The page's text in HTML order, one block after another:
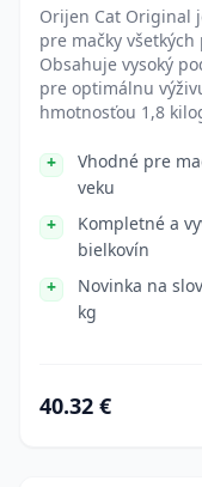
Orijen Cat Original
pre mačky
Obsahuje vysoký
pre optimálnu
hmotnosťou 1,8
Vhodné pre
veku
Kompletné a
bielkovín
Novinka na
kg
40.32 €